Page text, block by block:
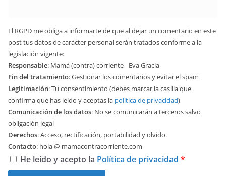
El RGPD me obliga a informarte de que al dejar un comentario en este
post tus datos de carácter personal serán tratados conforme a la
legislación vigente:
Responsable: Mamá (contra) corriente - Eva Gracia
Fin del tratamiento: Gestionar los comentarios y evitar el spam
Legitimación: Tu consentimiento (debes marcar la casilla que
confirma que has leído y aceptas la política de privacidad)
Comunicación de los datos: No se comunicarán a terceros salvo
obligación legal
Derechos: Acceso, rectificación, portabilidad y olvido.
Contacto: hola @ mamacontracorriente.com
He leído y acepto la Política de privacidad *